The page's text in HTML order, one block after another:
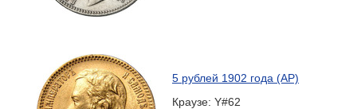
5 рублей 1902 года (АР)
Краузе: Y#62